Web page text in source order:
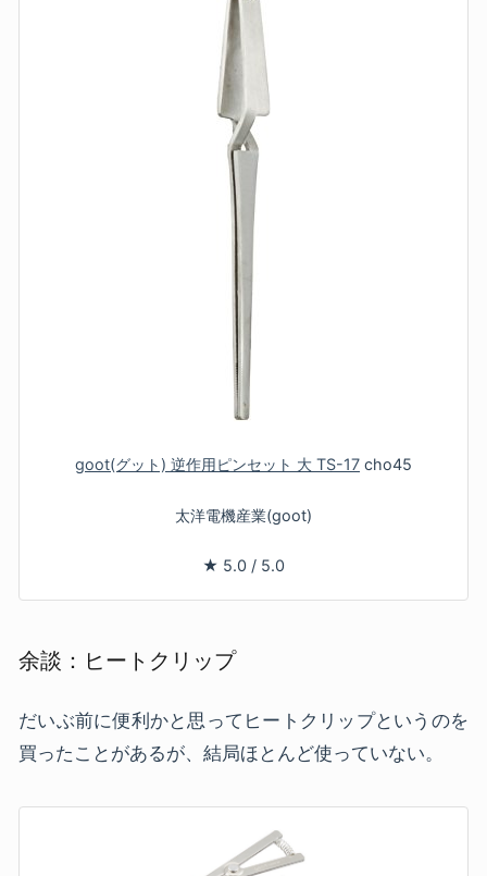
goot(グット) 逆作用ピンセット 大 TS-17 cho45
太洋電機産業(goot)
★ 5.0 / 5.0
余談：ヒートクリップ
だいぶ前に便利かと思ってヒートクリップというのを
買ったことがあるが、結局ほとんど使っていない。